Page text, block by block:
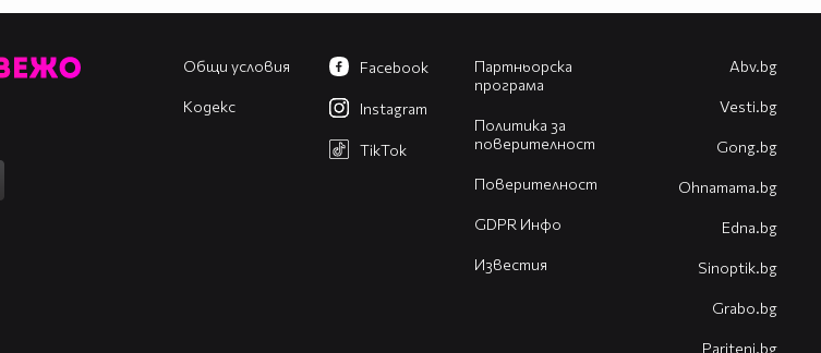
Общи условия
Кодекс
Партньорска
програма
Политика за
поверителност
Поверителност
GDPR Инфо
Известия
Facebook
Instagram
TikTok
Abv.bg
Vesti.bg
Gong.bg
Оhnamama.bg
Edna.bg
Sinoptik.bg
Grabo.bg
Pariteni.bg